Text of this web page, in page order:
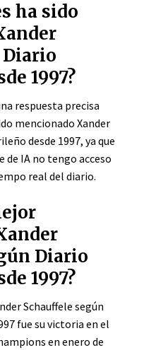
ha sido
Diario
1997?
respuesta precisa
mencionado Xander
desde 1997, ya que
de IA no tengo acceso
real del diario.
Diario
1997?
Schauffele según
fue su victoria en el
en enero de